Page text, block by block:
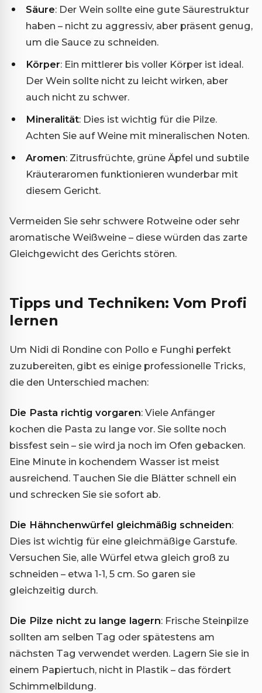
Säure: Der Wein sollte eine gute Säurestruktur
haben – nicht zu aggressiv, aber präsent genug,
um die Sauce zu schneiden.
Körper: Ein mittlerer bis voller Körper ist ideal.
Der Wein sollte nicht zu leicht wirken, aber
auch nicht zu schwer.
Mineralität: Dies ist wichtig für die Pilze.
Achten Sie auf Weine mit mineralischen Noten.
Aromen: Zitrusfrüchte, grüne Äpfel und subtile
Kräuteraromen funktionieren wunderbar mit
diesem Gericht.
Vermeiden Sie sehr schwere Rotweine oder sehr
aromatische Weißweine – diese würden das zarte
Gleichgewicht des Gerichts stören.
Tipps und Techniken: Vom Profi
lernen
Um Nidi di Rondine con Pollo e Funghi perfekt
zuzubereiten, gibt es einige professionelle Tricks,
die den Unterschied machen:
Die Pasta richtig vorgaren: Viele Anfänger
kochen die Pasta zu lange vor. Sie sollte noch
bissfest sein – sie wird ja noch im Ofen gebacken.
Eine Minute in kochendem Wasser ist meist
ausreichend. Tauchen Sie die Blätter schnell ein
und schrecken Sie sie sofort ab.
Die Hähnchenwürfel gleichmäßig schneiden:
Dies ist wichtig für eine gleichmäßige Garstufe.
Versuchen Sie, alle Würfel etwa gleich groß zu
schneiden – etwa 1-1, 5 cm. So garen sie
gleichzeitig durch.
Die Pilze nicht zu lange lagern: Frische Steinpilze
sollten am selben Tag oder spätestens am
nächsten Tag verwendet werden. Lagern Sie sie in
einem Papiertuch, nicht in Plastik – das fördert
Schimmelbildung.